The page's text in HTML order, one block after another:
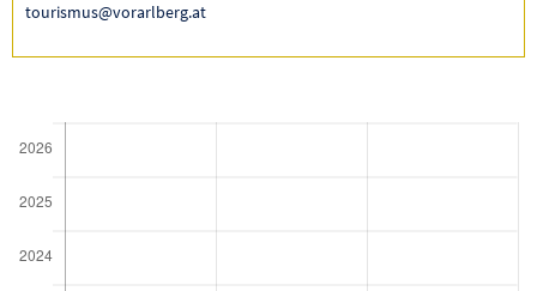
tourismus@vorarlberg.at